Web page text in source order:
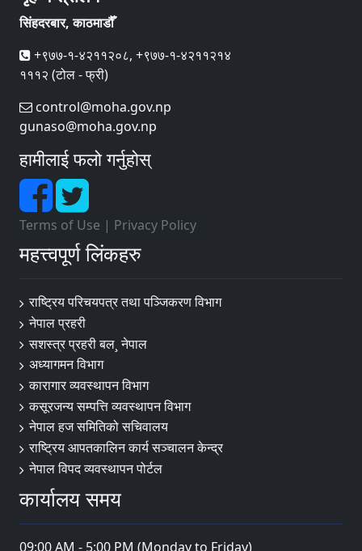
सिंहदरबार, काठमाडौँ
+९७७-१-४२११२०८, +९७७-१-४२११२१४
१११२ (टोल - फ्री)
control@moha.gov.np
gunaso@moha.gov.np
हामीलाई फलो गर्नुहोस्
Terms of Use | Privacy Policy
महत्त्वपूर्ण लिंकहरु
राष्ट्रिय परिचयपत्र तथा पञ्‍जिकरण विभाग
नेपाल प्रहरी
सशस्त्र प्रहरी बल¸ नेपाल
अध्यागमन विभाग
कारागार व्यवस्थापन विभाग
कसूरजन्य सम्पत्ति व्यवस्थापन विभाग
नेपाल हज समितिको सचिवालय
राष्ट्रिय आपतकालिन कार्य सञ्चालन केन्द्र
नेपाल विपद व्यवस्थापन पोर्टल
कार्यालय समय
09:00 AM - 5:00 PM (Monday to Friday)